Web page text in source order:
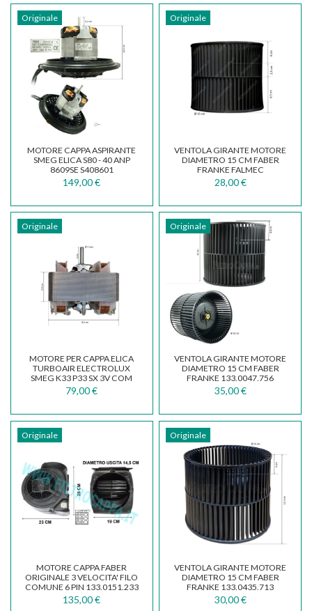
Originale
MOTORE CAPPA ASPIRANTE
SMEG ELICA S80 - 40 ANP
8609SE S408601
149,00 €
Originale
VENTOLA GIRANTE MOTORE
DIAMETRO 15 CM FABER
FRANKE FALMEC
133.0382.960
28,00 €
Originale
MOTORE PER CAPPA ELICA
TURBOAIR ELECTROLUX
SMEG K33 P33 SX 3V COM
MOT0021669
79,00 €
Originale
VENTOLA GIRANTE MOTORE
DIAMETRO 15 CM FABER
FRANKE 133.0047.756
35,00 €
Originale
MOTORE CAPPA FABER
ORIGINALE 3 VELOCITA' FILO
COMUNE 6 PIN 133.0151.233
135,00 €
Originale
VENTOLA GIRANTE MOTORE
DIAMETRO 15 CM FABER
FRANKE 133.0435.713
30,00 €